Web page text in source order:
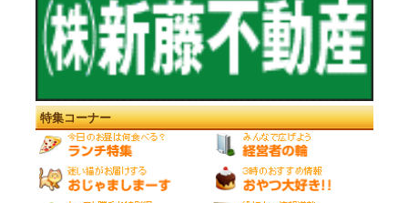
特集コーナー